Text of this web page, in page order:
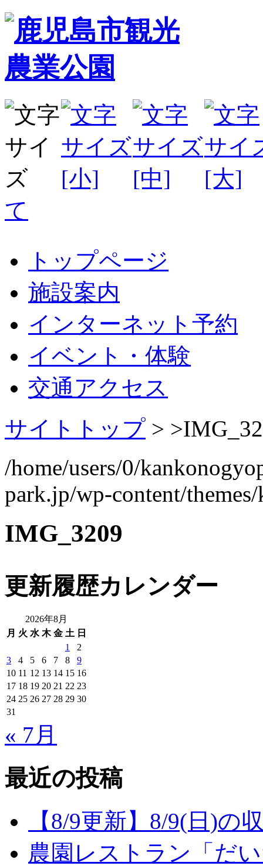
て
トップページ
施設案内
インターネット予約
イベント・体験
交通アクセス
サイトトップ > >
/home/users/0/
park.jp/wp-content/
IMG_3209
更新履歴カレンダー
2026年8月
月 火 水 木 金 土 日
1
2
3
4 5 6 7 8
9
10 11 12 13 14 15 16
17 18 19 20 21 22 23
24 25 26 27 28 29 30
31
« 7月
最近の投稿
【8/9更新】8/9(日)の
農園レストラン「だ